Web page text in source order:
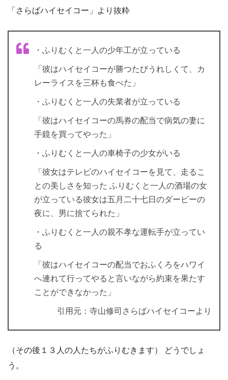
「さらばハイセイコー」より抜粋
・ふりむくと一人の少年工が立っている
「彼はハイセイコーが勝つたびうれしくて、カ
レーライスを三杯も食べた」
・ふりむくと一人の失業者が立っている
「彼はハイセイコーの馬券の配当で病気の妻に
手鏡を買ってやった」
・ふりむくと一人の車椅子の少女がいる
「彼女はテレビのハイセイコーを見て、走るこ
との美しさを知った ふりむくと一人の酒場の女
が立っている彼女は五月二十七日のダービーの
夜に、男に捨てられた」
・ふりむくと一人の親不孝な運転手が立ってい
る
「彼はハイセイコーの配当でおふくろをハワイ
へ連れて行ってやると言いながら約束を果たす
ことができなかった」
引用元：寺山修司さらばハイセイコーより
（その後１３人の人たちがふりむきます） どうでしょ
う。